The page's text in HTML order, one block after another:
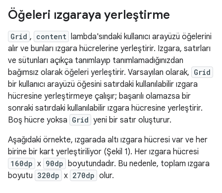
Öğeleri ızgaraya yerleştirme
Grid , content lambda'sındaki kullanıcı arayüzü öğelerini
alır ve bunları ızgara hücrelerine yerleştirir. Izgara, satırları
ve sütunları açıkça tanımlayıp tanımlamadığınızdan
bağımsız olarak öğeleri yerleştirir. Varsayılan olarak, Grid
bir kullanıcı arayüzü öğesini satırdaki kullanılabilir ızgara
hücresine yerleştirmeye çalışır; başarılı olamazsa bir
sonraki satırdaki kullanılabilir ızgara hücresine yerleştirir.
Boş hücre yoksa Grid yeni bir satır oluşturur.
Aşağıdaki örnekte, ızgarada altı ızgara hücresi var ve her
birine bir kart yerleştiriliyor (Şekil 1). Her ızgara hücresi
160dp x 90dp boyutundadır. Bu nedenle, toplam ızgara
boyutu 320dp x 270dp olur.